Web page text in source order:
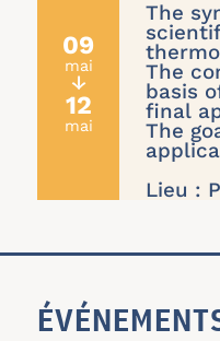
09
mai
↓
12
mai
The
The
basis
final
The
Lieu :